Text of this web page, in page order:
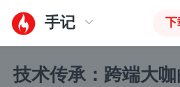
手记 下
技术传承：跨端大